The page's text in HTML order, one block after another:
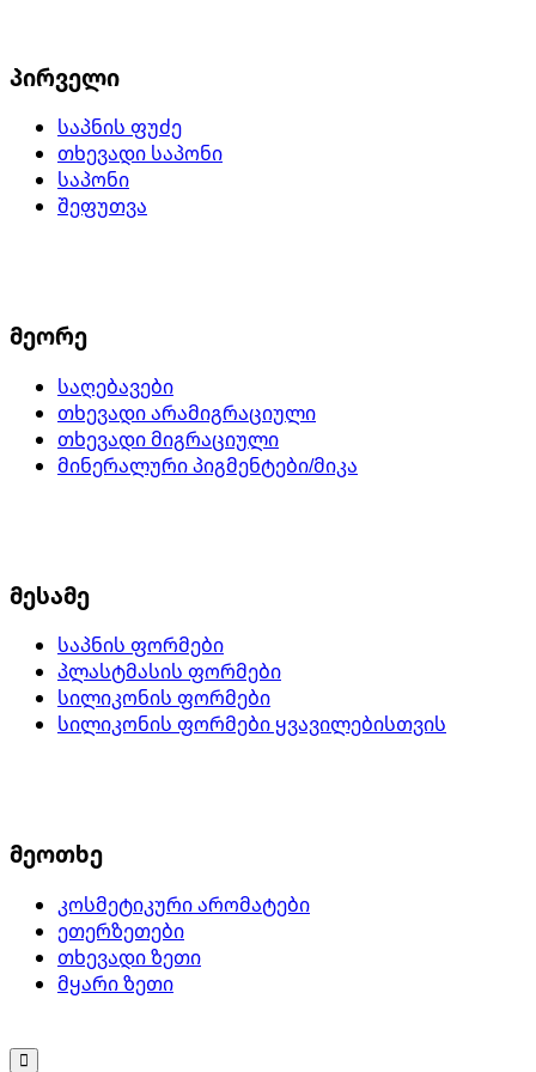
პირველი
საპნის ფუძე
თხევადი საპონი
საპონი
შეფუთვა
მეორე
საღებავები
თხევადი არამიგრაციული
თხევადი მიგრაციული
მინერალური პიგმენტები/მიკა
მესამე
საპნის ფორმები
პლასტმასის ფორმები
სილიკონის ფორმები
სილიკონის ფორმები ყვავილებისთვის
მეოთხე
კოსმეტიკური არომატები
ეთერზეთები
თხევადი ზეთი
მყარი ზეთი